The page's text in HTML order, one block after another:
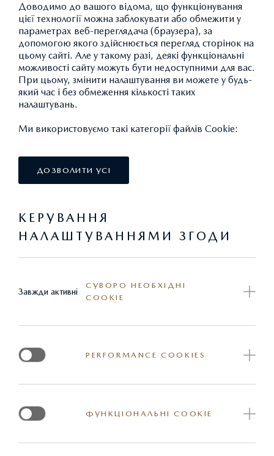
Доводимо до вашого відома, що функціонування
цієї технології можна заблокувати або обмежити у
параметрах веб-переглядача (браузера), за
допомогою якого здійснюється перегляд сторінок на
цьому сайті. Але у такому разі, деякі функціональні
можливості сайту можуть бути недоступними для вас.
При цьому, змінити налаштування ви можете у будь-
який час і без обмеження кількості таких
налаштувань.
Ми використовуємо такі категорії файлів Cookie:
ДОЗВОЛИТИ УСІ
КЕРУВАННЯ
НАЛАШТУВАННЯМИ ЗГОДИ
Завжди активні
СУВОРО НЕОБХІДНІ
COOKIE
PERFORMANCE COOKIES
ФУНКЦІОНАЛЬНІ COOKIE